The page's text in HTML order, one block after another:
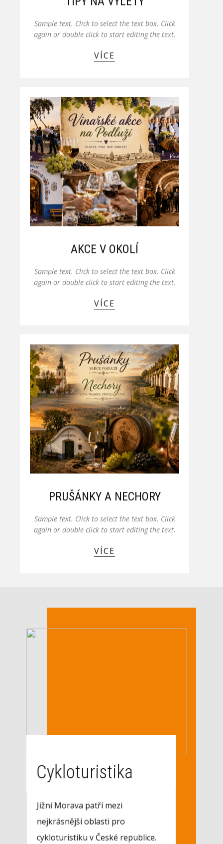
Sample text. Click to select the text box. Click
again or double click to start editing the text.
VÍCE
AKCE V OKOLÍ
Sample text. Click to select the text box. Click
again or double click to start editing the text.
VÍCE
PRUŠÁNKY A NECHORY
Sample text. Click to select the text box. Click
again or double click to start editing the text.
VÍCE
Cykloturistika
Jižní Morava patří mezi
nejkrásnější oblasti pro
cykloturistiku v České republice.